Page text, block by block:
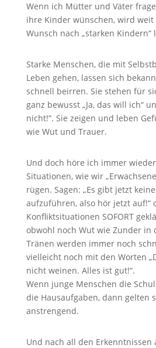
Wenn ich Mütter und Väter
ihre Kinder wünschen, wird
Wunsch nach „starken Kindern“
Starke Menschen, die mit
Leben gehen, lassen sich
schnell beirren. Sie stehen für
ganz bewusst „Ja, das will ich“
nicht!“. Sie zeigen und leben
wie Wut und Trauer.
Und doch höre ich immer
Situationen, wie wir
rügen. Sagen: „Es gibt jetzt
aufzuführen, also hör jetzt auf!“
Konfliktsituationen SOFORT
obwohl noch Wut wie Zunder in
Tränen werden immer noch
vielleicht noch mit den Worten
nicht weinen. Alles ist gut!“.
Wenn junge Menschen die
die Hausaufgaben, dann gelten
anstrengend.
Und nach all den Erkenntnissen